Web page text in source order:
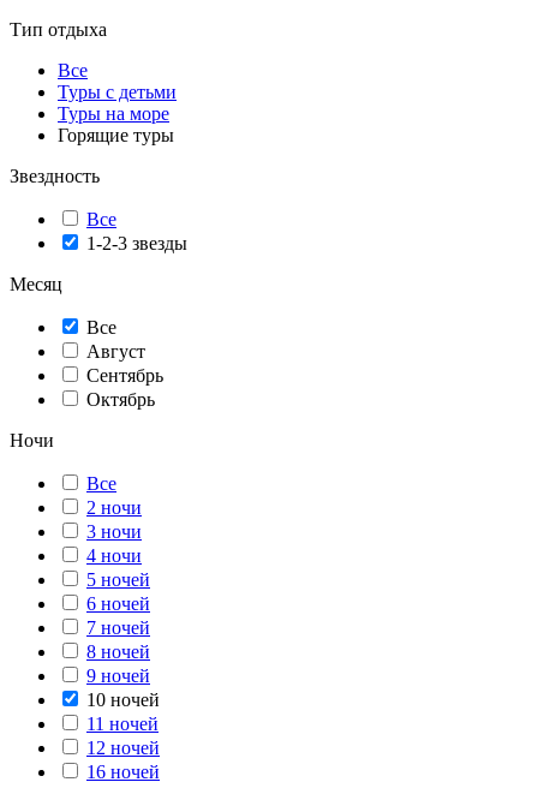
Тип отдыха
Все
Туры с детьми
Туры на море
Горящие туры
Звездность
Все
1-2-3 звезды
Месяц
Все
Август
Сентябрь
Октябрь
Ночи
Все
2 ночи
3 ночи
4 ночи
5 ночей
6 ночей
7 ночей
8 ночей
9 ночей
10 ночей
11 ночей
12 ночей
16 ночей